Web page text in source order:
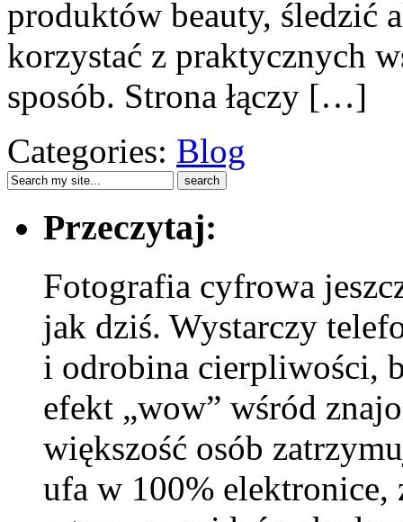
produktów beauty, śledzić
korzystać z praktycznych
sposób. Strona łączy […]
Categories: Blog
Przeczytaj:
Fotografia cyfrowa
jak dziś. Wystarczy
i odrobina cierpliwości,
efekt „wow” wśród
większość osób
ufa w 100% elektronice,